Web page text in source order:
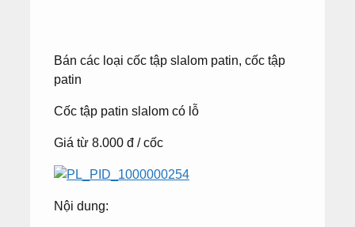
Bán các loại cốc tập slalom patin, cốc tập
patin
Cốc tập patin slalom có lỗ
Giá từ 8.000 đ / cốc
Nội dung: